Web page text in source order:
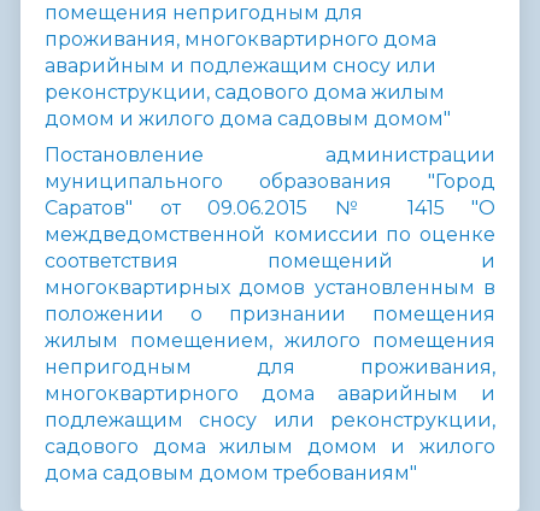
помещения непригодным для
проживания, многоквартирного дома
аварийным и подлежащим сносу или
реконструкции, садового дома жилым
домом и жилого дома садовым домом"
Постановление администрации
муниципального образования "Город
Саратов" от 09.06.2015 № 1415 "О
междведомственной комиссии по оценке
соответствия помещений и
многоквартирных домов установленным в
положении о признании помещения
жилым помещением, жилого помещения
непригодным для проживания,
многоквартирного дома аварийным и
подлежащим сносу или реконструкции,
садового дома жилым домом и жилого
дома садовым домом требованиям"